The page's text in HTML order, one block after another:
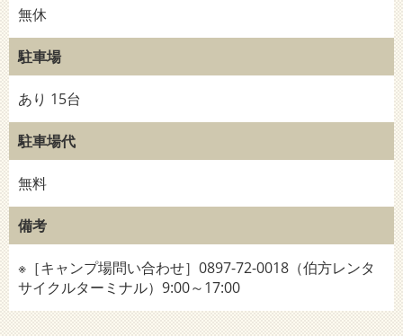
無休
駐車場
あり 15台
駐車場代
無料
備考
※［キャンプ場問い合わせ］0897-72-0018（伯方レンタ
サイクルターミナル）9:00～17:00